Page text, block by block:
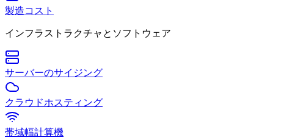
製造コスト
インフラストラクチャとソフトウェア
サーバーのサイジング
クラウドホスティング
帯域幅計算機